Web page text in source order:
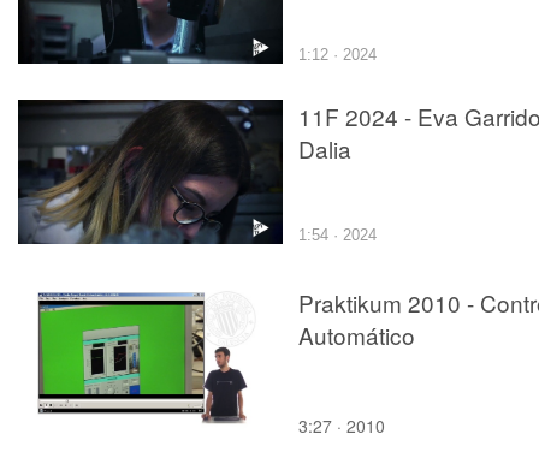
1:12 · 2024
11F 2024 - Eva
Dalia
1:54 · 2024
Praktikum 2010 -
Automático
3:27 · 2010